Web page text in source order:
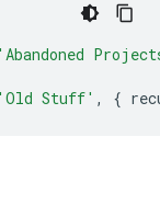
'Abandoned
'Old Stuff' , {